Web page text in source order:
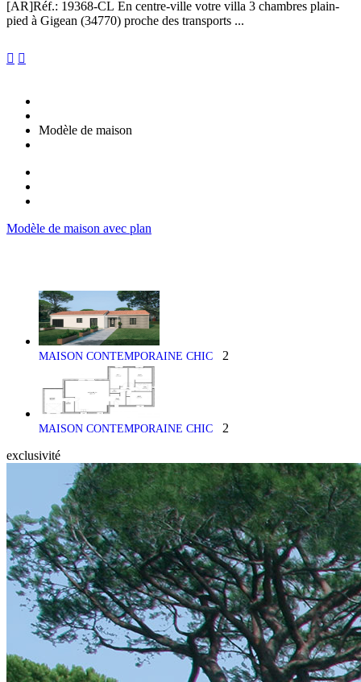
[AR]Réf.: 19368-CL En centre-ville votre villa 3 chambres plain-
pied à Gigean (34770) proche des transports ...
 
Modèle de maison
Modèle de maison avec plan
MAISON CONTEMPORAINE CHIC 2
MAISON CONTEMPORAINE CHIC
2
exclusivité